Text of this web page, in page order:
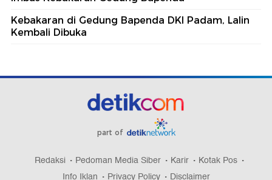
Jatanras Polda Metro Tangkap Rampok
Pembacok Pegawai Koperasi di Bekasi
Puing Kebakaran Gedung Bapenda DKI Mulai
Hoegeng dan Eyang Meri